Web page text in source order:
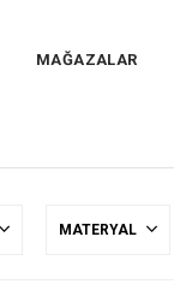
MAĞAZALAR
MATERYAL